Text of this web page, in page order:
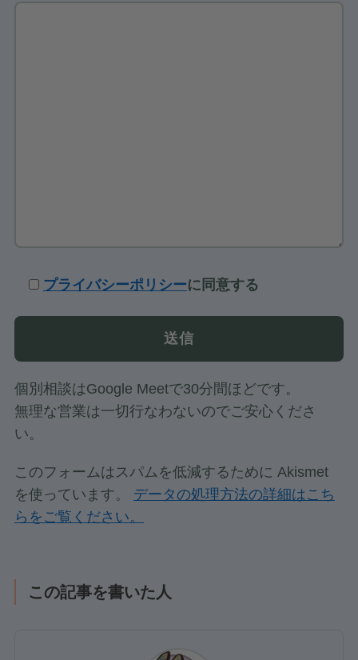
プライバシーポリシーに同意する
個別相談はGoogle Meetで30分間ほどです。
無理な営業は一切行なわないのでご安心くださ
い。
このフォームはスパムを低減するために Akismet
を使っています。 データの処理方法の詳細はこち
らをご覧ください。
この記事を書いた人